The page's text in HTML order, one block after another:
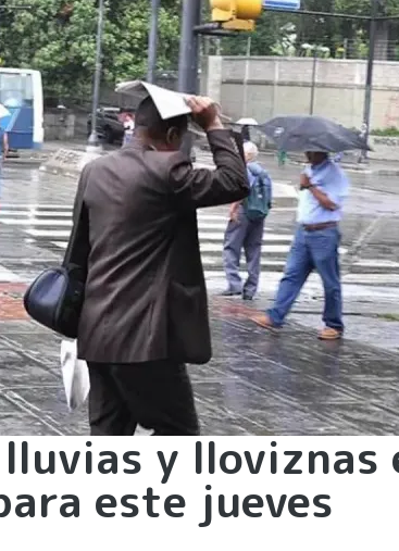
y lloviznas
este jueves